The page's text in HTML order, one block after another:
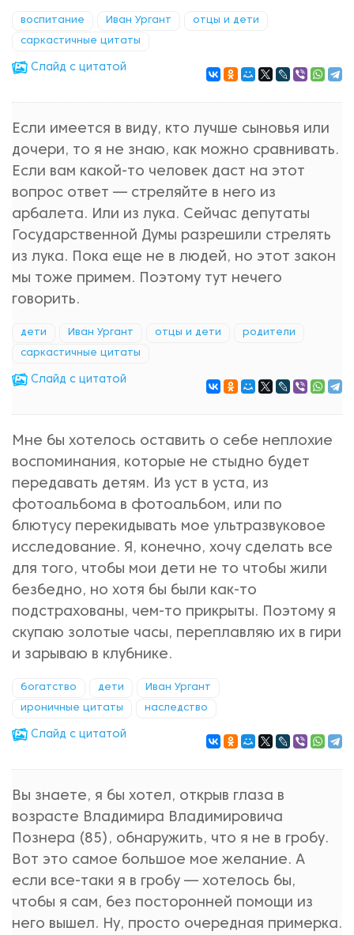
воспитание Иван Ургант отцы и дети
саркастичные цитаты
Cлайд с цитатой
Если имеется в виду, кто лучше сыновья или
дочери, то я не знаю, как можно сравнивать.
Если вам какой-то человек даст на этот
вопрос ответ — стреляйте в него из
арбалета. Или из лука. Сейчас депутаты
Государственной Думы разрешили стрелять
из лука. Пока еще не в людей, но этот закон
мы тоже примем. Поэтому тут нечего
говорить.
дети Иван Ургант отцы и дети родители
саркастичные цитаты
Cлайд с цитатой
Мне бы хотелось оставить о себе неплохие
воспоминания, которые не стыдно будет
передавать детям. Из уст в уста, из
фотоальбома в фотоальбом, или по
блютусу перекидывать мое ультразвуковое
исследование. Я, конечно, хочу сделать все
для того, чтобы мои дети не то чтобы жили
безбедно, но хотя бы были как-то
подстрахованы, чем-то прикрыты. Поэтому я
скупаю золотые часы, переплавляю их в гири
и зарываю в клубнике.
богатство дети Иван Ургант
ироничные цитаты наследство
Cлайд с цитатой
Вы знаете, я бы хотел, открыв глаза в
возрасте Владимира Владимировича
Познера (85), обнаружить, что я не в гробу.
Вот это самое большое мое желание. А
если все-таки я в гробу — хотелось бы,
чтобы я сам, без посторонней помощи из
него вышел. Ну, просто очередная примерка.